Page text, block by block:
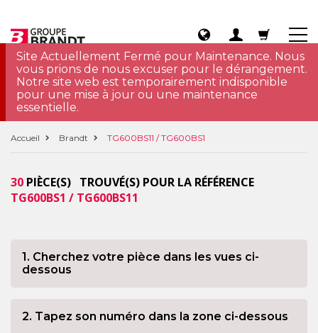
Site Actuellement Fermé pour Maintenance. Nous
vous prions de nous excuser pour le dérangement.
Notre site web est temporairement indisponible
pour une mise à jour ou une maintenance
essentielle.
Accueil Brandt TG600BS11 / TG600BS1
30 PIÈCE(S) TROUVÉ(S) POUR LA RÉFÉRENCE
TG600BS1 / TG600BS11
1. Cherchez votre pièce dans les vues ci-
dessous
2. Tapez son numéro dans la zone ci-dessous